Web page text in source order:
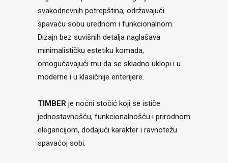
svakodnevnih potrepština, održavajući
spavaću sobu urednom i funkcionalnom.
Dizajn bez suvišnih detalja naglašava
minimalističku estetiku komada,
omogućavajući mu da se skladno uklopi i u
moderne i u klasičnije enterijere.
TIMBER je noćni stočić koji se ističe
jednostavnošću, funkcionalnošću i prirodnom
elegancijom, dodajući karakter i ravnotežu
spavaćoj sobi.